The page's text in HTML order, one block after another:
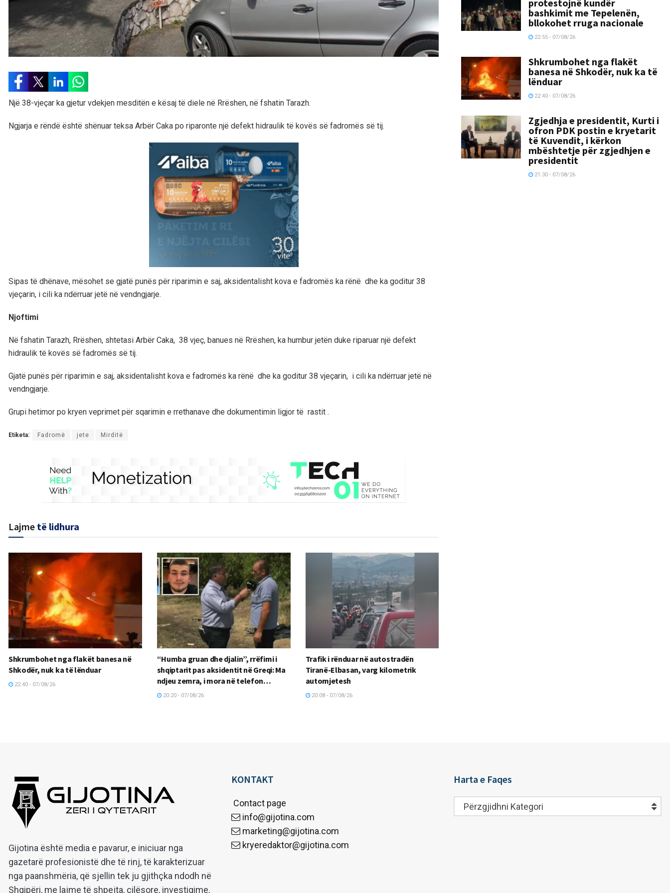
Një 38-vjeçar ka gjetur vdekjen mesditën e kësaj të diele në Rrëshen, në fshatin Tarazh.
Ngjarja e rëndë është shënuar teksa Arbër Caka po riparonte një defekt hidraulik të kovës së fadromës së tij.
Sipas të dhënave, mësohet se gjatë punës për riparimin e saj, aksidentalisht kova e fadromës ka rënë dhe ka goditur 38
vjeçarin, i cili ka ndërruar jetë në vendngjarje.
Njoftimi
Në fshatin Tarazh, Rrëshen, shtetasi Arbër Caka, 38 vjeç, banues në Rrëshen, ka humbur jetën duke riparuar një defekt
hidraulik të kovës së fadromës së tij.
Gjatë punës për riparimin e saj, aksidentalisht kova e fadromës ka rënë dhe ka goditur 38 vjeçarin, i cili ka ndërruar jetë në
vendngjarje.
Grupi hetimor po kryen veprimet për sqarimin e rrethanave dhe dokumentimin ligjor të rastit .
Etiketa: Fadromë jete Mirditë
Lajme të lidhura
Shkrumbohet nga flakët banesa në
Shkodër, nuk ka të lënduar
22:40 - 07/08/26
“Humba gruan dhe djalin”, rrëfimi i
shqiptarit pas aksidentit në Greqi: Ma
ndjeu zemra, i mora në telefon…
20:20 - 07/08/26
Trafik i rënduar në autostradën
Tiranë-Elbasan, varg kilometrik
automjetesh
20:08 - 07/08/26
protestojnë kundër
bashkimit me Tepelenën,
bllokohet rruga nacionale
22:55 - 07/08/26
Shkrumbohet nga flakët
banesa në Shkodër, nuk ka të
lënduar
22:40 - 07/08/26
Zgjedhja e presidentit, Kurti i
ofron PDK postin e kryetarit
të Kuvendit, i kërkon
mbështetje për zgjedhjen e
presidentit
21:30 - 07/08/26
Gijotina është media e pavarur, e iniciuar nga
gazetarë profesionistë dhe të rinj, të karakterizuar
nga paanshmëria, që sjellin tek ju gjithçka ndodh në
Shqipëri, me lajme të shpejta, cilësore, investigime,
KONTAKT
Contact page
info@gijotina.com
marketing@gijotina.com
kryeredaktor@gijotina.com
Harta e Faqes
Harta
e
Përzgjidhni Kategori